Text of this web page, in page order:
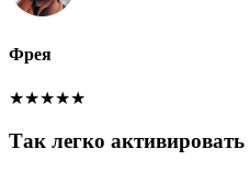
Фрея
★★★★★
Так легко активировать